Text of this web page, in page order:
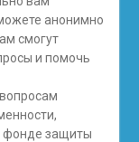
анонимно
смогут
и помочь
фонде защиты